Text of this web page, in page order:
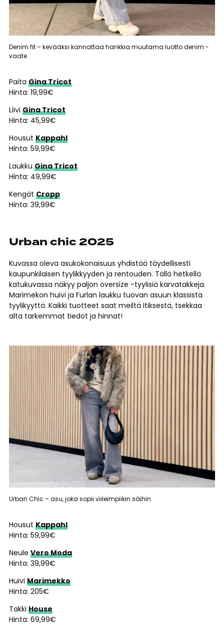
Denim fit – kevääksi kannattaa hankkia muutama luotto denim -
vaate
Paita Gina Tricot
Hinta: 19,99€
Liivi Gina Tricot
Hinta: 45,99€
Housut Kappahl
Hinta: 59,99€
Laukku Gina Tricot
Hinta: 49,99€
Kengät Cropp
Hinta: 39,99€
Urban chic 2025
Kuvassa oleva asukokonaisuus yhdistää täydellisesti
kaupunkilaisen tyylikkyyden ja rentouden. Tällä hetkellä
katukuvassa näkyy paljon oversize -tyylisiä karvatakkeja.
Marimekon huivi ja Furlan laukku tuovan asuun klassista
tyylikyyttä. Kaikki tuotteet saat meiltä Itiksestä, tsekkaa
alta tarkemmat tiedot ja hinnat!
Urban Chic – asu, joka sopii viileimpiikin säihin
Housut Kappahl
Hinta: 59,99€
Neule Vero Moda
Hinta: 39,99€
Huivi Marimekko
Hinta: 205€
Takki House
Hinta: 69,99€